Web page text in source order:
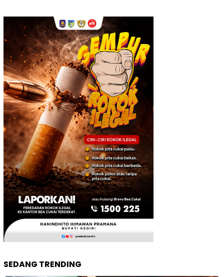
SEDANG TRENDING